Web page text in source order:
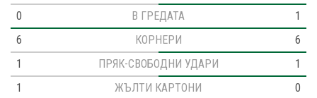
0
В ГРЕДАТА
1
6
КОРНЕРИ
6
1
ПРЯК-СВОБОДНИ УДАРИ
1
1
ЖЪЛТИ КАРТОНИ 0